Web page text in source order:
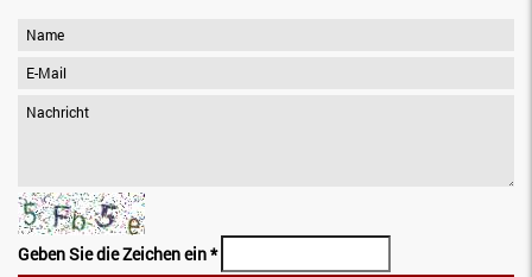
Name
E-Mail
Nachricht
Geben Sie die Zeichen ein*